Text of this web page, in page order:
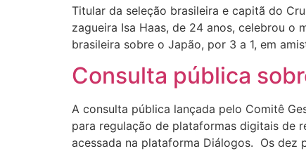
Titular da seleção brasileira e capitã do
zagueira Isa Haas, de 24 anos, celebrou o
brasileira sobre o Japão, por 3 a 1, em
Consulta pública
A consulta pública lançada pelo Comitê
para regulação de plataformas digitais de
acessada na plataforma Diálogos. Os